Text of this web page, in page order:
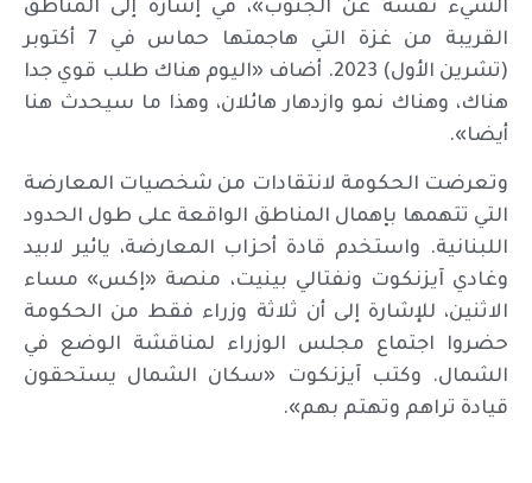
الشيء نفسه عن الجنوب»، في إشارة إلى المناطق
القريبة من غزة التي هاجمتها حماس في 7 أكتوبر
(تشرين الأول) 2023. أضاف «اليوم هناك طلب قوي جدا
هناك، وهناك نمو وازدهار هائلان، وهذا ما سيحدث هنا
أيضا».
وتعرضت الحكومة لانتقادات من شخصيات المعارضة
التي تتهمها بإهمال المناطق الواقعة على طول الحدود
اللبنانية. واستخدم قادة أحزاب المعارضة، يائير لابيد
وغادي آيزنكوت ونفتالي بينيت، منصة «إكس» مساء
الاثنين، للإشارة إلى أن ثلاثة وزراء فقط من الحكومة
حضروا اجتماع مجلس الوزراء لمناقشة الوضع في
الشمال. وكتب آيزنكوت «سكان الشمال يستحقون
قيادة تراهم وتهتم بهم».